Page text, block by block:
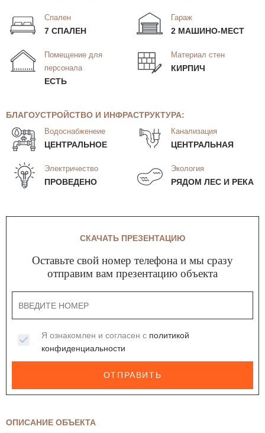
Спален
7 СПАЛЕН
Гараж
2 МАШИНО-МЕСТ
Помещение для
персонала
ЕСТЬ
Материал стен
КИРПИЧ
БЛАГОУСТРОЙСТВО И ИНФРАСТРУКТУРА:
Водоснабженеие
ЦЕНТРАЛЬНОЕ
Канализация
ЦЕНТРАЛЬНАЯ
Электричество
ПРОВЕДЕНО
Экология
РЯДОМ ЛЕС И РЕКА
ОПИСАНИЕ ОБЪЕКТА
СКАЧАТЬ ПРЕЗЕНТАЦИЮ
Оставьте свой номер телефона и мы сразу
отправим вам презентацию объекта
Я ознакомлен и согласен с политикой
конфиденциальности
ОТПРАВИТЬ